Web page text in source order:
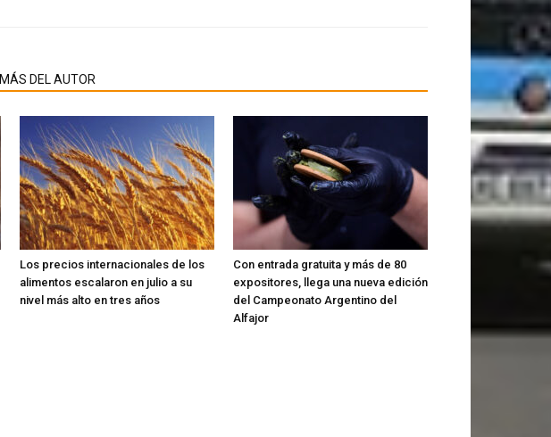
MÁS DEL AUTOR
Los precios internacionales de los
alimentos escalaron en julio a su
nivel más alto en tres años
Con entrada gratuita y más de 80
expositores, llega una nueva edición
del Campeonato Argentino del
Alfajor